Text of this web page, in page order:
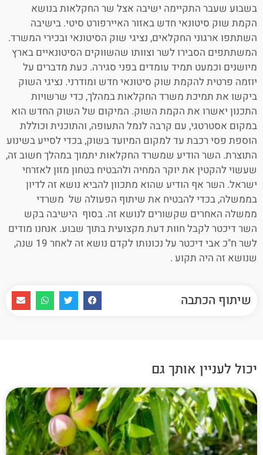
בשבוע שעבר התקיימה ישיבה אצל שר החקלאות בנושא
הקמת שוק סיטונאי חדש באזור האיירפורט סיטי. בישיבה
השתתפו ארגוני החקלאים, נציגי שוק הסיטונאי ובכירי המשרד.
המשתתפים הסבירו לשר וצוותו שהשווקים הסיטונאיים בארץ
מיושנים וכמעט תמיד עומדים בפני סגירה. כעת מדברים על
יוזמה פרטית להקמת שוק סיטונאי חדש ומודרני. נציגי השוק
ביקשו את תמיכת משרד החקלאות במהלך, כדי שרשויות
התכנון יאשרו את הקמת השוק. המיקום של השוק החדש הוא
במקום אסטרטגי, עם קרבה לנמל התעופה, והתוכנית וכוללת
הוספת פסי רכבת עד למקום המיועד בשוק, בכדי לסייע בשינוע
התוצרת. השר הודיע שמשרד החקלאות יתמוך במהלך חשוב זה,
שעשוי להקטין את יוקר המחיה ולהבטיח בטחון מזון לאזרחי
ישראל. השר אף הודיע שהוא מתכוון להביא נושא זה לדיון
בממשלה, בכדי להבטיח את שיתוף הפעולה של משרדי
ממשלה האחרים שקשורים לנושא זה. בסוף הישיבה בקש
השר דיכטר לקבל חוות דעת מקצועית בתוך שבוע. אנחנו מודים
לשר ח"כ אבי דיכטר על נכונותו לקדם נושא זה לאחר 19 שנה,
שנושא זה היה תקוע .
שיתוף הכתבה
יכול לעניין אותך גם